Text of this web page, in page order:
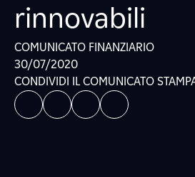
rinnovabili
COMUNICATO FINANZIARIO
30/07/2020
CONDIVIDI IL COMUNICATO